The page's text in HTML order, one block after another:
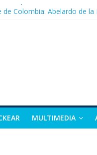
que vuelve a dar vida
y figura clave
deja 21 muertos y más
MULTIMEDIA